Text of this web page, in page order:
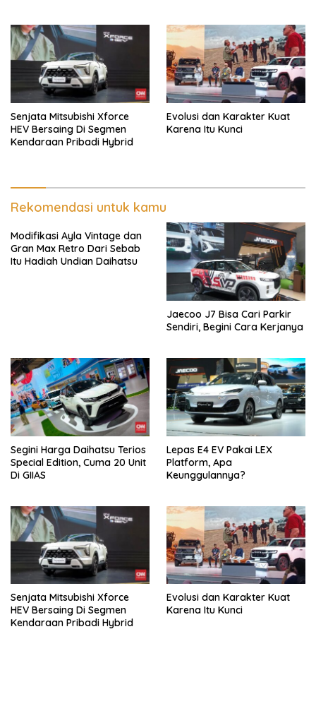
Senjata Mitsubishi Xforce
HEV Bersaing Di Segmen
Kendaraan Pribadi Hybrid
Evolusi dan Karakter Kuat
Karena Itu Kunci
Rekomendasi untuk kamu
Modifikasi Ayla Vintage dan
Gran Max Retro Dari Sebab
Itu Hadiah Undian Daihatsu
Jaecoo J7 Bisa Cari Parkir
Sendiri, Begini Cara Kerjanya
Segini Harga Daihatsu Terios
Special Edition, Cuma 20 Unit
Di GIIAS
Lepas E4 EV Pakai LEX
Platform, Apa
Keunggulannya?
Senjata Mitsubishi Xforce
HEV Bersaing Di Segmen
Kendaraan Pribadi Hybrid
Evolusi dan Karakter Kuat
Karena Itu Kunci